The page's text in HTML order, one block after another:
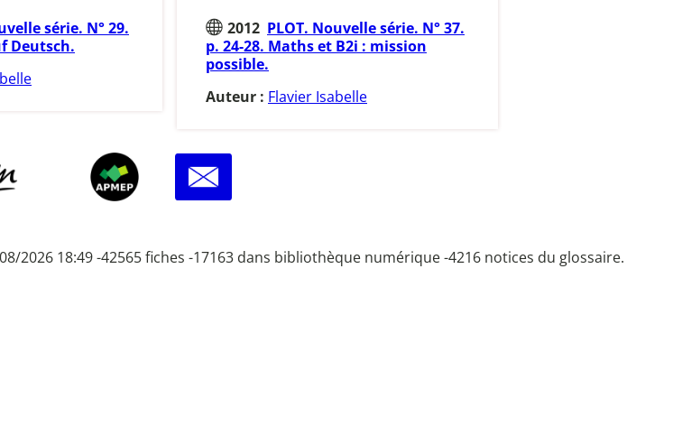
série. N° 29.
Deutsch.
2012 PLOT. Nouvelle série. N° 37.
p. 24-28. Maths et B2i : mission
possible.
Auteur : Flavier Isabelle
2026 18:49 -42565 fiches -17163 dans bibliothèque numérique -4216 notices du glossaire.